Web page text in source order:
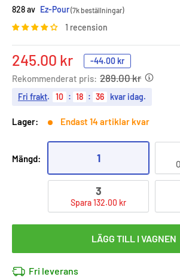
828 av Ez-Pour(7k beställningar)
1 recension
Sale
price
245.00 kr -44.00 kr
Rekommenderat pris: 289.00 kr
Fri frakt. 10 : 18 : 35 kvar idag.
Lager: Endast 14 artiklar kvar
Mängd: 1
3
Spara 132.00 kr
LÄGG TILL I VAGNEN
Fri leverans